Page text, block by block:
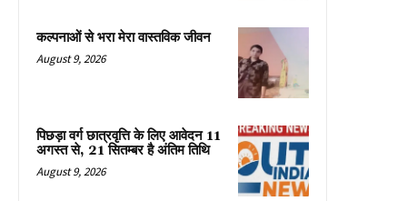
कल्पनाओं से भरा मेरा वास्तविक जीवन
August 9, 2026
पिछड़ा वर्ग छात्रवृत्ति के लिए आवेदन 11
अगस्त से, 21 सितम्बर है अंतिम तिथि
August 9, 2026